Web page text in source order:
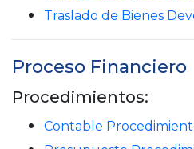
Traslado de Bienes
Proceso Financiero
Procedimientos:
Contable